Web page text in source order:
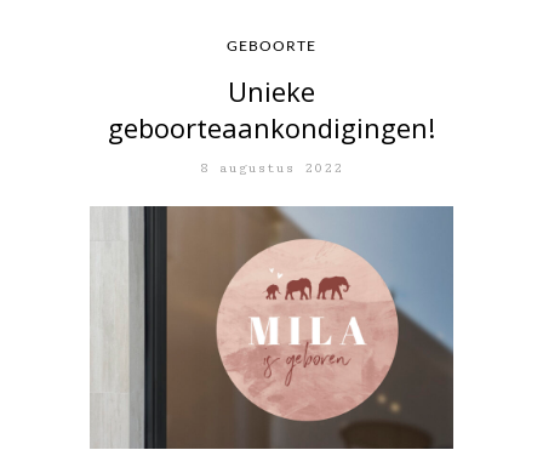
GEBOORTE
Unieke
geboorteaankondigingen!
8 augustus 2022